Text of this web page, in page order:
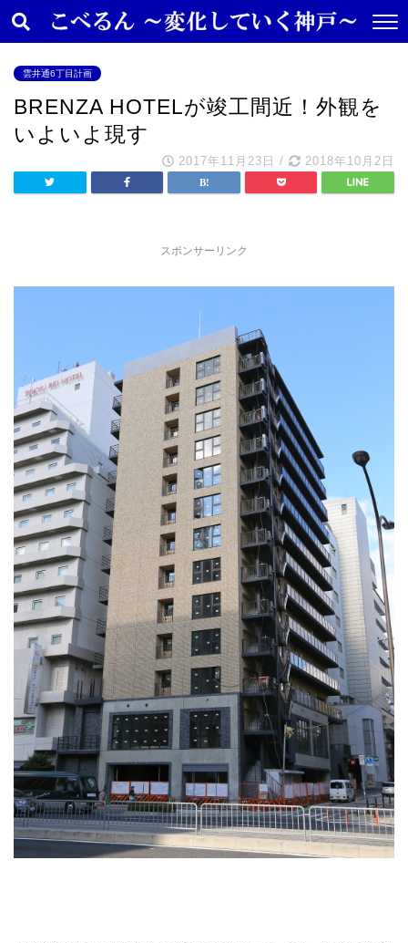
雲井通6丁目計画
BRENZA HOTELが竣工間近！外観を
いよいよ現す
2017年11月23日 / 2018年10月2日
スポンサーリンク